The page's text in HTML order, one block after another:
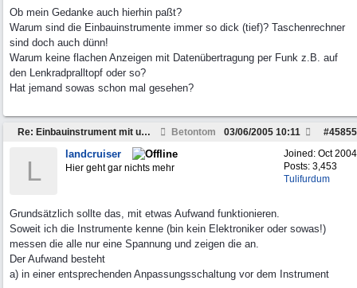
Ob mein Gedanke auch hierhin paßt?
Warum sind die Einbauinstrumente immer so dick (tief)? Taschenrechner
sind doch auch dünn!
Warum keine flachen Anzeigen mit Datenübertragung per Funk z.B. auf
den Lenkradpralltopf oder so?
Hat jemand sowas schon mal gesehen?
Re: Einbauinstrument mit umschaltbarer Anzeige Betontom #45855
03/06/2005 10:11
Joined: Oct 2004
Posts: 3,453
Tulifurdum
L
landcruiser
Hier geht gar nichts mehr
Grundsätzlich sollte das, mit etwas Aufwand funktionieren.
Soweit ich die Instrumente kenne (bin kein Elektroniker oder sowas!)
messen die alle nur eine Spannung und zeigen die an.
Der Aufwand besteht
a) in einer entsprechenden Anpassungsschaltung vor dem Instrument